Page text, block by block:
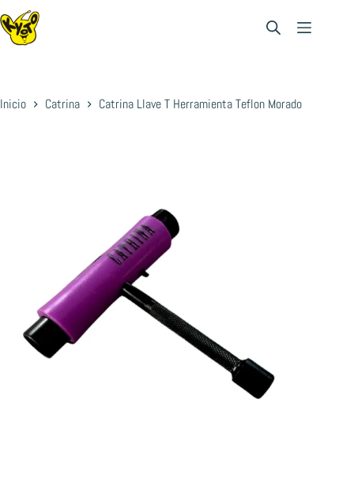
Saltar
al
contenido
Inicio Catrina Catrina Llave T Herramienta Teflon Morado